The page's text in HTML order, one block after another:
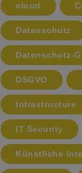
cloud
Datenschutz
Datenschutz-
DSGVO
Infrastructure
IT Security
Künstliche